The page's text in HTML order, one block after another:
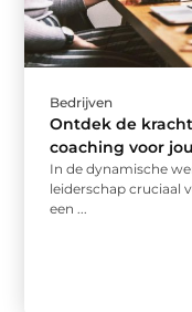
Bedrijven
Ontdek de
coaching voor
In de dynamische
leiderschap cruciaal
een ...